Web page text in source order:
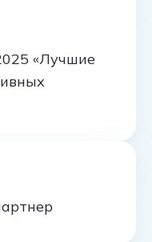
«Лучшие